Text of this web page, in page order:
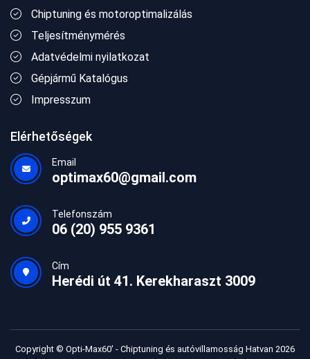
Chiptuning és motoroptimalizálás
Teljesítménymérés
Adatvédelmi nyilatkozat
Gépjármű Katalógus
Impresszum
Elérhetőségek
Email
optimax60@gmail.com
Telefonszám
06 (20) 955 9361
Cím
Herédi út 41. Kerekharaszt 3009
Copyright © Opti-Max60' - Chiptuning és autóvillamosság Hatvan 2026